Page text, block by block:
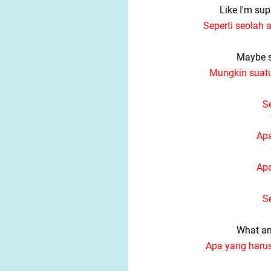
Like I'm
Seperti seolah
Maybe
Mungkin
What
Apa yang